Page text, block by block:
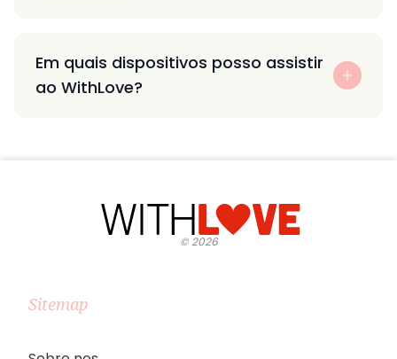
Em quais dispositivos posso assistir
ao WithLove?
©2026
Sitemap